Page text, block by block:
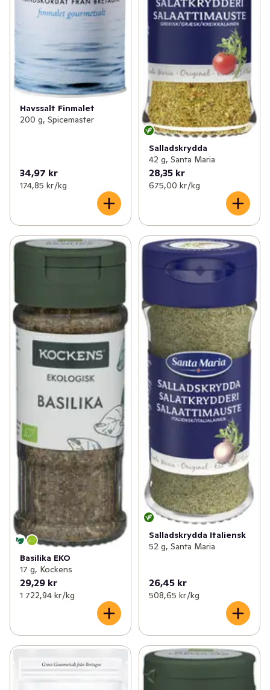
Havssalt Finmalet
200 g, Spicemaster
34,97 kr
174,85 kr /kg
Salladskrydda
42 g, Santa Maria
28,35 kr
675,00 kr /kg
Basilika EKO
17 g, Kockens
29,29 kr
1 722,94 kr /kg
Salladskrydda Italiensk
52 g, Santa Maria
26,45 kr
508,65 kr /kg